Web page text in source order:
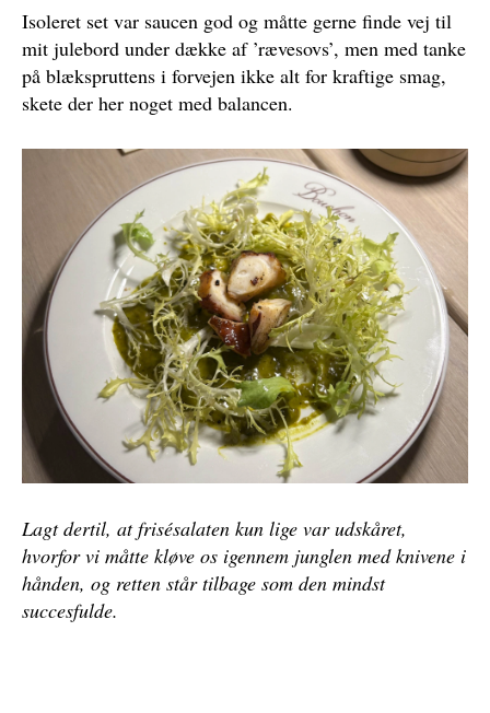
Isoleret set var saucen god og måtte gerne finde vej til
mit julebord under dække af ’rævesovs’, men med tanke
på blækspruttens i forvejen ikke alt for kraftige smag,
skete der her noget med balancen.
Lagt dertil, at frisésalaten kun lige var udskåret,
hvorfor vi måtte kløve os igennem junglen med knivene i
hånden, og retten står tilbage som den mindst
succesfulde.